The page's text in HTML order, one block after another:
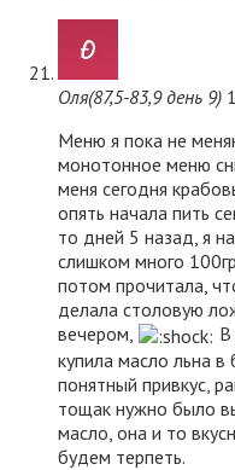
Оля(87,5-83,9 день 9)
Меню я пока не
монотонное меню
меня сегодня
опять начала пить
то дней 5 назад, я
слишком много
потом прочитала,
делала столовую
вечером,
В
купила масло льна в
понятный привкус,
тощак нужно было
масло, она и то
будем терпеть.